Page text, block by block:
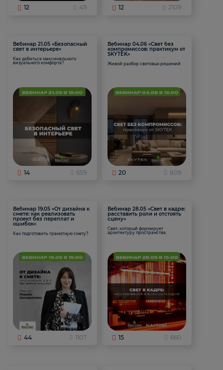
12 49 12 2109
Вебинар 21.05 «Безопасный
свет в интерьере»
Как добиться максимального
визуального комфорта?
14 659
Вебинар 04.06 «Свет без
компромиссов: практикум от
SKYTEK»
Живой разбор световых решений
20 809
Вебинар 19.05 «От дизайна к
смете: как реализовать
проект без переплат и
ошибок»
Как подготовить грамотную смету?
44 1107
Вебинар 28.05 «Свет в кадре:
расставить роли и отстоять
сцену»
Свет, который формирует
архитектуру пространства.
15 660